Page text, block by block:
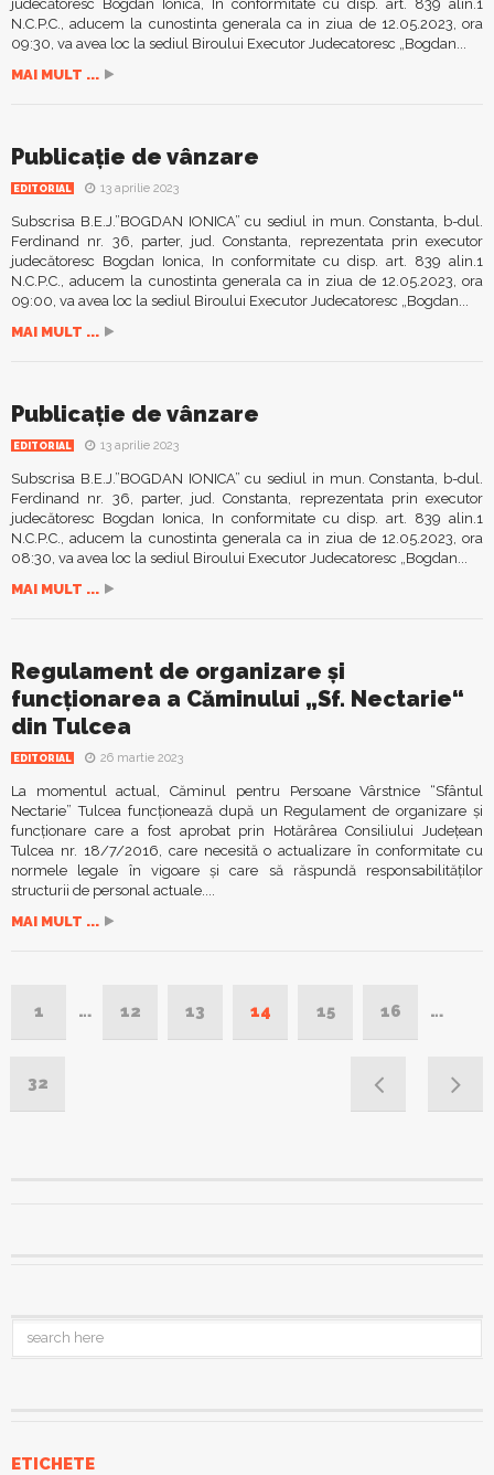
judecătoresc Bogdan Ionica, In conformitate cu disp. art. 839 alin.1
N.C.P.C., aducem la cunostinta generala ca in ziua de 12.05.2023, ora
09:30, va avea loc la sediul Biroului Executor Judecatoresc „Bogdan...
MAI MULT ...
Publicație de vânzare
EDITORIAL 13 aprilie 2023
Subscrisa B.E.J.”BOGDAN IONICA” cu sediul in mun. Constanta, b-dul.
Ferdinand nr. 36, parter, jud. Constanta, reprezentata prin executor
judecătoresc Bogdan Ionica, In conformitate cu disp. art. 839 alin.1
N.C.P.C., aducem la cunostinta generala ca in ziua de 12.05.2023, ora
09:00, va avea loc la sediul Biroului Executor Judecatoresc „Bogdan...
MAI MULT ...
Publicație de vânzare
EDITORIAL 13 aprilie 2023
Subscrisa B.E.J.”BOGDAN IONICA” cu sediul in mun. Constanta, b-dul.
Ferdinand nr. 36, parter, jud. Constanta, reprezentata prin executor
judecătoresc Bogdan Ionica, In conformitate cu disp. art. 839 alin.1
N.C.P.C., aducem la cunostinta generala ca in ziua de 12.05.2023, ora
08:30, va avea loc la sediul Biroului Executor Judecatoresc „Bogdan...
MAI MULT ...
Regulament de organizare și
funcționarea a Căminului „Sf. Nectarie“
din Tulcea
EDITORIAL 26 martie 2023
La momentul actual, Căminul pentru Persoane Vârstnice “Sfântul
Nectarie” Tulcea funcţionează după un Regulament de organizare și
funcționare care a fost aprobat prin Hotărârea Consiliului Judeţean
Tulcea nr. 18/7/2016, care necesită o actualizare în conformitate cu
normele legale în vigoare şi care să răspundă responsabilităţilor
structurii de personal actuale....
MAI MULT ...
1 … 12 13 14 15 16 …
32
ETICHETE